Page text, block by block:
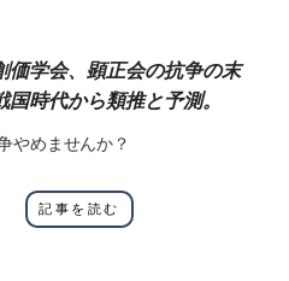
価学会、顕正会の抗争の末
国時代から類推と予測。
やめませんか？
記事を読む